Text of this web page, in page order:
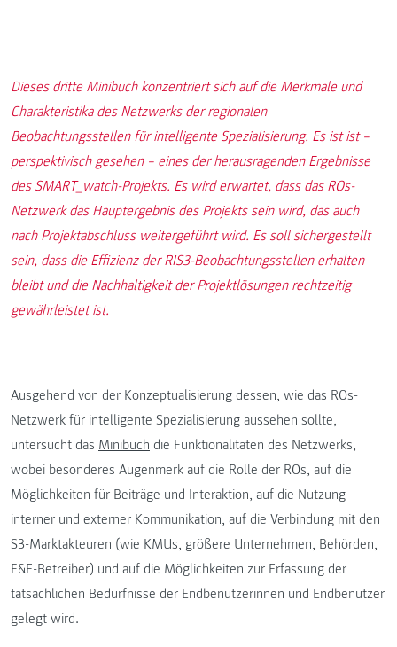
Dieses dritte Minibuch konzentriert sich auf die Merkmale und
Charakteristika des Netzwerks der regionalen
Beobachtungsstellen für intelligente Spezialisierung. Es ist ist –
perspektivisch gesehen – eines der herausragenden Ergebnisse
des SMART_watch-Projekts. Es wird erwartet, dass das ROs-
Netzwerk das Hauptergebnis des Projekts sein wird, das auch
nach Projektabschluss weitergeführt wird. Es soll sichergestellt
sein, dass die Effizienz der RIS3-Beobachtungsstellen erhalten
bleibt und die Nachhaltigkeit der Projektlösungen rechtzeitig
gewährleistet ist.
Ausgehend von der Konzeptualisierung dessen, wie das ROs-
Netzwerk für intelligente Spezialisierung aussehen sollte,
untersucht das Minibuch die Funktionalitäten des Netzwerks,
wobei besonderes Augenmerk auf die Rolle der ROs, auf die
Möglichkeiten für Beiträge und Interaktion, auf die Nutzung
interner und externer Kommunikation, auf die Verbindung mit den
S3-Marktakteuren (wie KMUs, größere Unternehmen, Behörden,
F&E-Betreiber) und auf die Möglichkeiten zur Erfassung der
tatsächlichen Bedürfnisse der Endbenutzerinnen und Endbenutzer
gelegt wird.